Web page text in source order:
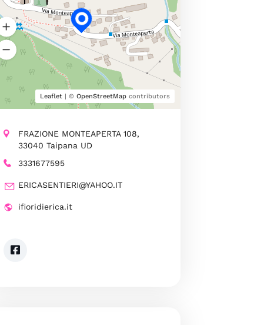
Leaflet| © OpenStreetMapcontributors
FRAZIONE MONTEAPERTA 108,
33040 Taipana UD
3331677595
ERICASENTIERI@YAHOO.IT
ifioridierica.it